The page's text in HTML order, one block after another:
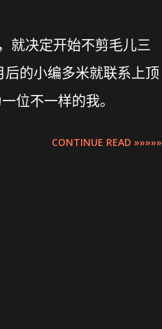
就决定开始不剪毛儿三
的小编多米就联系上顶
位不一样的我。
CONTINUE READ »»»»»